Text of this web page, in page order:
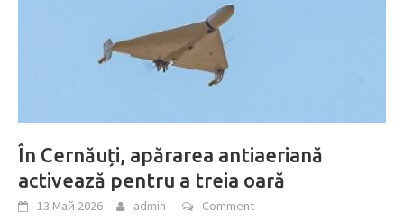
În Cernăuți, apărarea antiaeriană
activează pentru a treia oară
13 Май 2026 admin Comment